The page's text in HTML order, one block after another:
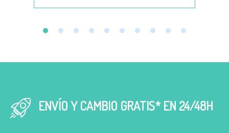
ENVÍO Y CAMBIO GRATIS* EN 24/48H